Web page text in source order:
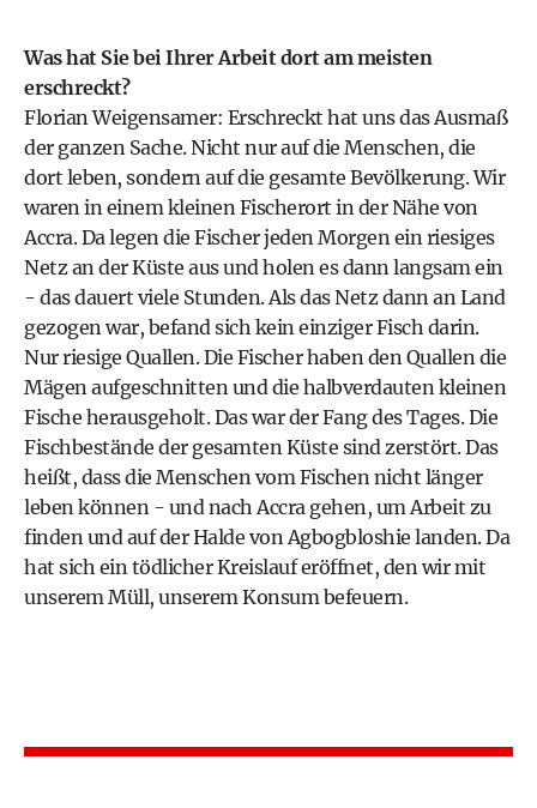
Was hat Sie bei Ihrer Arbeit dort am meisten
erschreckt?
Florian Weigensamer: Erschreckt hat uns das Ausmaß
der ganzen Sache. Nicht nur auf die Menschen, die
dort leben, sondern auf die gesamte Bevölkerung. Wir
waren in einem kleinen Fischerort in der Nähe von
Accra. Da legen die Fischer jeden Morgen ein riesiges
Netz an der Küste aus und holen es dann langsam ein
- das dauert viele Stunden. Als das Netz dann an Land
gezogen war, befand sich kein einziger Fisch darin.
Nur riesige Quallen. Die Fischer haben den Quallen die
Mägen aufgeschnitten und die halbverdauten kleinen
Fische herausgeholt. Das war der Fang des Tages. Die
Fischbestände der gesamten Küste sind zerstört. Das
heißt, dass die Menschen vom Fischen nicht länger
leben können - und nach Accra gehen, um Arbeit zu
finden und auf der Halde von Agbogbloshie landen. Da
hat sich ein tödlicher Kreislauf eröffnet, den wir mit
unserem Müll, unserem Konsum befeuern.